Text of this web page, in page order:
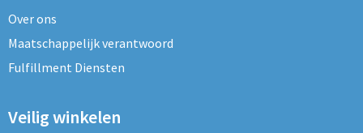
Over ons
Maatschappelijk verantwoord
Fulfillment Diensten
Veilig winkelen